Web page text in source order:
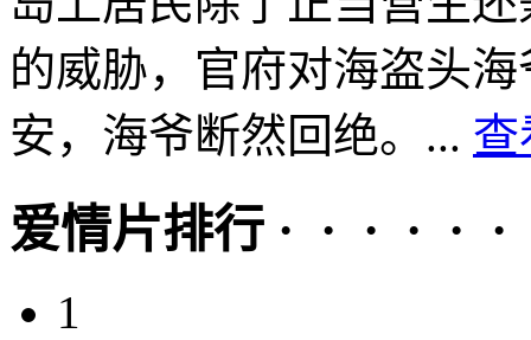
的威胁，官府对海盗头
安，海爷断然回绝。... 查
爱情片排行 · · · · · ·
1